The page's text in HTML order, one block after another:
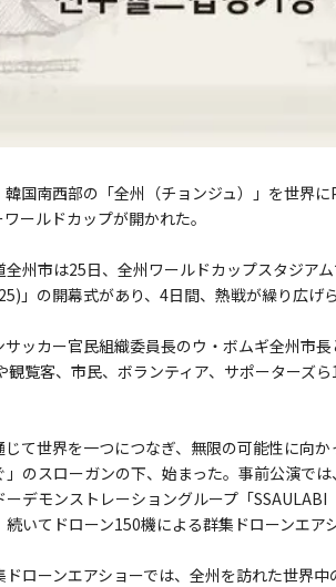
国南西部の「全州（チョンジュ）」を世界
ールドカップが開かれた。
州市は25日、全州ワールドカップスタジア
」の開幕式があり、4日間、熱戦が繰り広げら
ッカー官民組織委員長のウ・ボムギ全州市
覧客、市民、ボランティア、サポーターズ
て世界を一つにつなぎ、無限の可能性に向
のスローガンの下、始まった。事前公演で
デモンストレーショングループ「
いてドローン150機による群集ドローンエア
ローンエアショーでは、全州を訪れた世界